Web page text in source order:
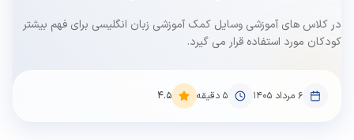
در کلاس های آموزشی وسایل کمک آموزشی زبان انگلیسی برای فهم بیشتر
کودکان مورد استفاده قرار می گیرد.
۶ مرداد ۱۴۰۵ 5 دقیقه 4.5